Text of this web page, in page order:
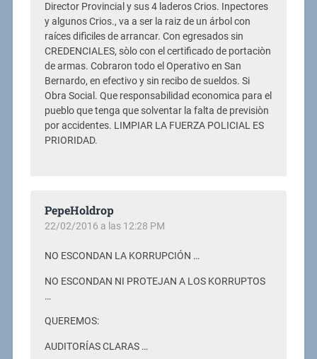
Director Provincial y sus 4 laderos Crios. Inpectores
y algunos Crios., va a ser la raiz de un árbol con
raíces difìciles de arrancar. Con egresados sin
CREDENCIALES, sòlo con el certificado de portaciòn
de armas. Cobraron todo el Operativo en San
Bernardo, en efectivo y sin recibo de sueldos. Si
Obra Social. Que responsabilidad economica para el
pueblo que tenga que solventar la falta de previsiòn
por accidentes. LIMPIAR LA FUERZA POLICIAL ES
PRIORIDAD.
PepeHoldrop
22/02/2016 a las 12:28 PM
NO ESCONDAN LA KORRUPCIÓN …
NO ESCONDAN NI PROTEJAN A LOS KORRUPTOS
…
QUEREMOS:
AUDITORÍAS CLARAS …